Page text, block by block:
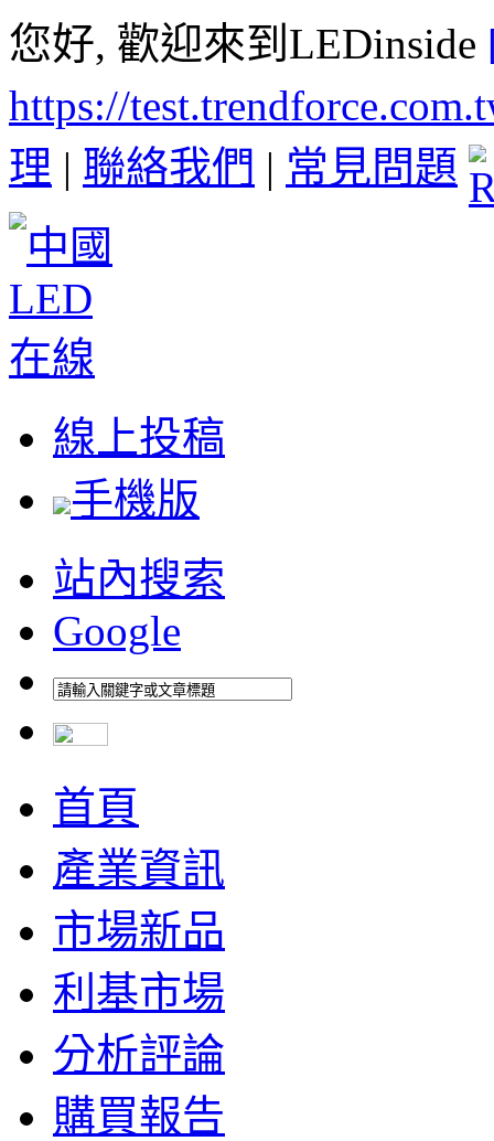
您好, 歡迎來到LEDinside
https://
理 | 聯絡我們 | 常見問題
線上投稿
手機版
站內搜索
Google
首頁
產業資訊
市場新品
利基市場
分析評論
購買報告